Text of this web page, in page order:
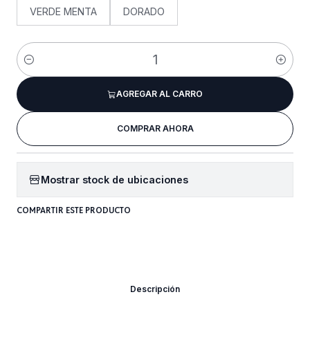
VERDE MENTA DORADO
Cantidad
AGREGAR AL CARRO
COMPRAR AHORA
Mostrar stock de ubicaciones
COMPARTIR ESTE PRODUCTO
Descripción